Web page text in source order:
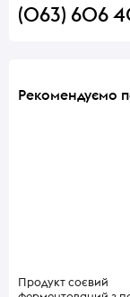
(063) 606
Рекомендуємо
Продукт соєвий